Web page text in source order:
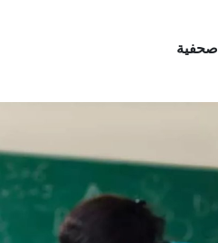
صحفية